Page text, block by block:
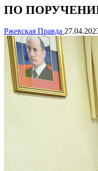
ПО
Ржевская Правда